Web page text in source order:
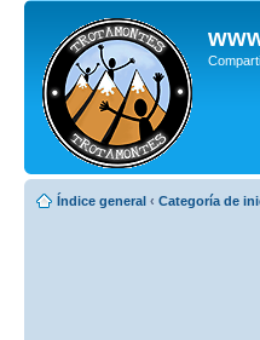
Índice general ‹ Categoría de